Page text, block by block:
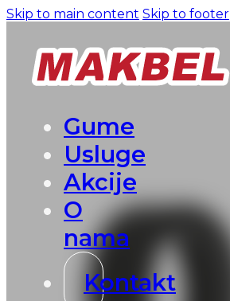
Skip to main content Skip to footer
Gume
Usluge
Akcije
O
nama
Kontakt